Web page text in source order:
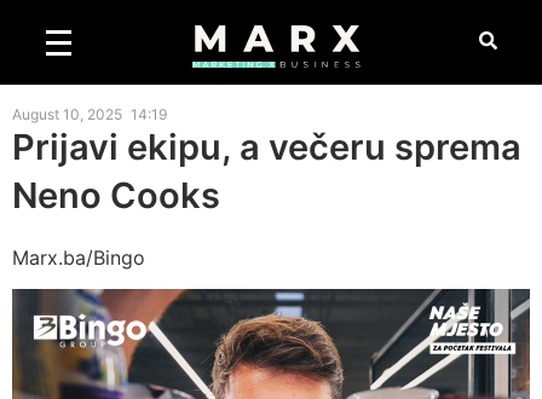
August 10, 2025 14:19
Prijavi ekipu, a večeru sprema
Neno Cooks
Marx.ba/Bingo